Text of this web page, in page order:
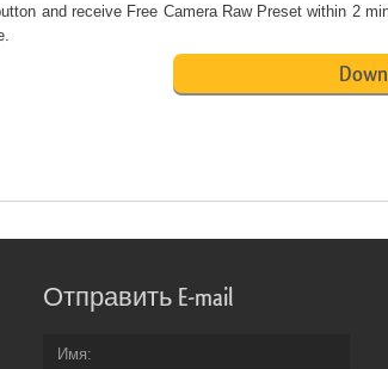
and receive Free Camera Raw Preset within 2
Отправить E-mail
Имя